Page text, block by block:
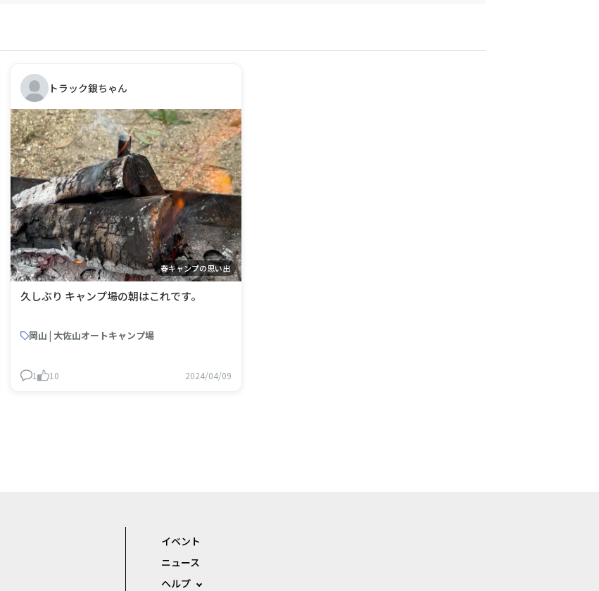
トラック銀ちゃん
春キャンプの思い出
久しぶり キャンプ場の朝はこれです。
岡山 | 大佐山オートキャンプ場
1 10 2024/04/09
イベント
ニュース
ヘルプ